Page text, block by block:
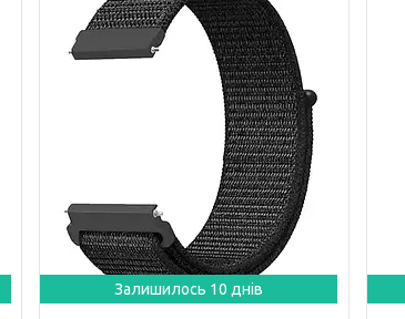
Залишилось 10 днів